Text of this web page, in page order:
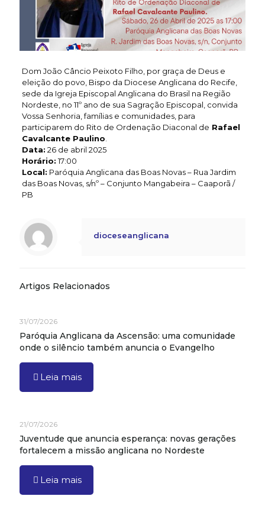
Dom João Câncio Peixoto Filho, por graça de Deus e
eleição do povo, Bispo da Diocese Anglicana do Recife,
sede da Igreja Episcopal Anglicana do Brasil na Região
Nordeste, no 11º ano de sua Sagração Episcopal, convida
Vossa Senhoria, famílias e comunidades, para
participarem do Rito de Ordenação Diaconal de Rafael
Cavalcante Paulino
Data: 26 de abril 2025
Horário:17:00
Local: Paróquia Anglicana das Boas Novas – Rua Jardim
das Boas Novas, s/nº – Conjunto Mangabeira – Caaporã /
PB
dioceseanglicana
Artigos Relacionados
31/07/2026
Paróquia Anglicana da Ascensão: uma comunidade
onde o silêncio também anuncia o Evangelho
Leia mais
21/07/2026
Juventude que anuncia esperança: novas gerações
fortalecem a missão anglicana no Nordeste
Leia mais